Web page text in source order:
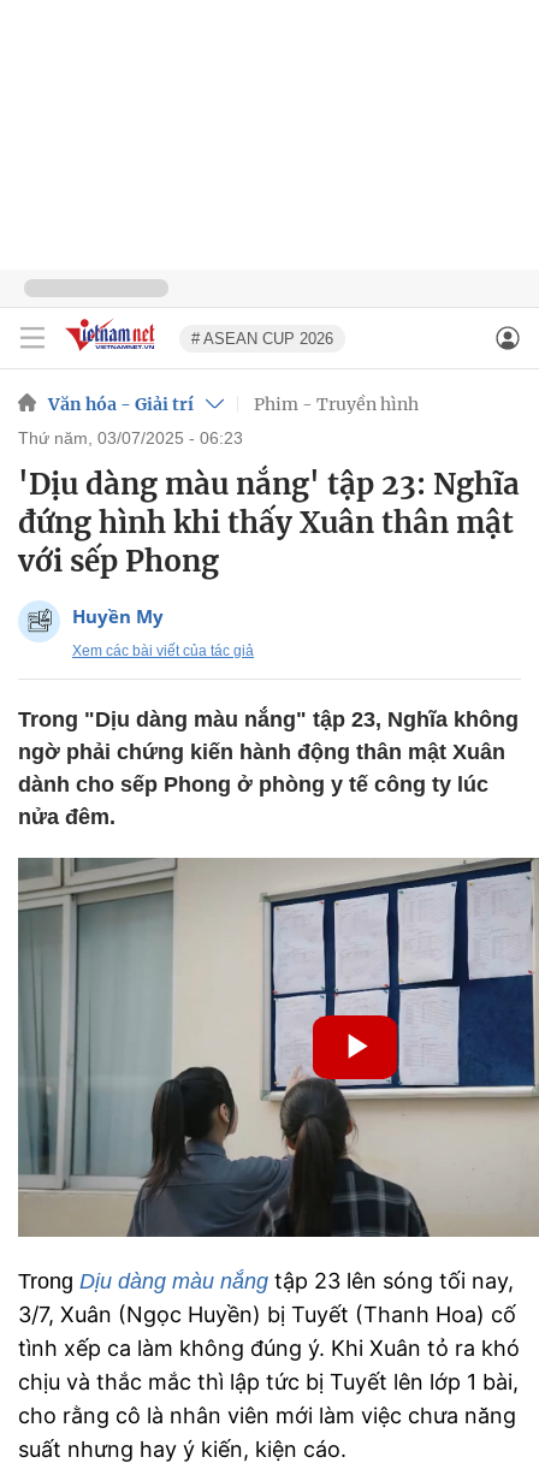
# ASEAN CUP 2026
Văn hóa - Giải trí Phim - Truyền hình
thứ năm, 03/07/2025 - 06:23
'Dịu dàng màu nắng' tập 23: Nghĩa
đứng hình khi thấy Xuân thân mật
với sếp Phong
Huyền My
Xem các bài viết của tác giả
Trong "Dịu dàng màu nắng" tập 23, Nghĩa không
ngờ phải chứng kiến hành động thân mật Xuân
dành cho sếp Phong ở phòng y tế công ty lúc
nửa đêm.
Trong Dịu dàng màu nắng tập 23 lên sóng tối nay,
3/7, Xuân (Ngọc Huyền) bị Tuyết (Thanh Hoa) cố
tình xếp ca làm không đúng ý. Khi Xuân tỏ ra khó
chịu và thắc mắc thì lập tức bị Tuyết lên lớp 1 bài,
cho rằng cô là nhân viên mới làm việc chưa năng
suất nhưng hay ý kiến, kiện cáo.